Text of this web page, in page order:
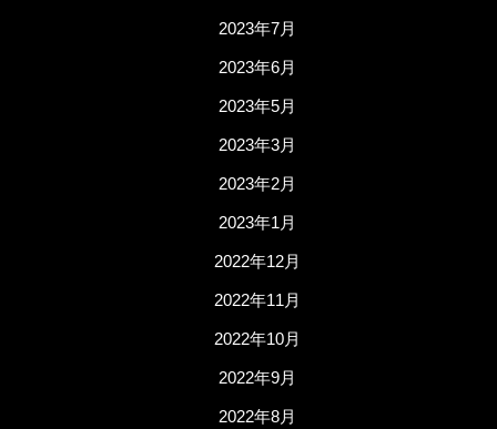
2023年7月
2023年6月
2023年5月
2023年3月
2023年2月
2023年1月
2022年12月
2022年11月
2022年10月
2022年9月
2022年8月